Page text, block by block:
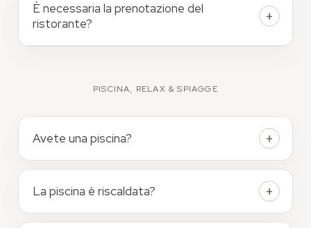
È necessaria la prenotazione del
ristorante?
PISCINA, RELAX & SPIAGGE
Avete una piscina?
La piscina è riscaldata?